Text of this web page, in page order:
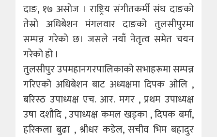
दाङ, १७ असोज । राष्ट्रिय संगीतकर्मी संघ दाङको
तेस्रो अधिबेशन मंगलवार दाङको तुलसीपुरमा
सम्पन्न गरेको छ। जसले नयाँ नेतृत्व समेत चयन
गरेको हो ।
तुलसीपुर उपमहानगरपालिकाको सभाहरूमा सम्पन्न
गरिएको अधिबेशन बाट अध्यक्षमा दिपक ओलि ,
बरिस्ठ उपाध्यक्ष एच. आर. मगर , प्रथम उपाध्यक्ष
उषा दशौदि , उपाध्यक्ष कमल खड्का , दिपक बर्मा,
हरिकला बुढा , श्रीधर कडेल, सचीव भिम बहादुर